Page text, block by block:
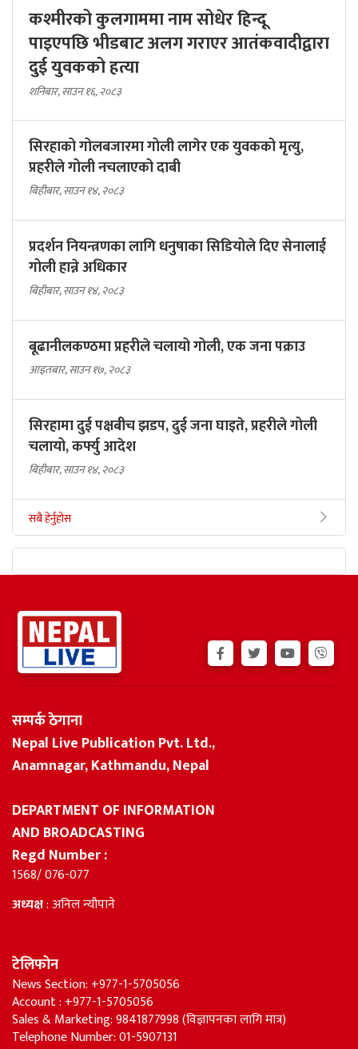
कश्मीरको कुलगाममा नाम सोधेर हिन्दू
पाइएपछि भीडबाट अलग गराएर आतंकवादीद्वारा
दुई युवकको हत्या
शनिबार, साउन १६, २०८३
सिरहाको गोलबजारमा गोली लागेर एक युवकको मृत्यु,
प्रहरीले गोली नचलाएको दाबी
बिहीबार, साउन १४, २०८३
प्रदर्शन नियन्त्रणका लागि धनुषाका सिडियोले दिए सेनालाई
गोली हान्ने अधिकार
बिहीबार, साउन १४, २०८३
बूढानीलकण्ठमा प्रहरीले चलायो गोली, एक जना पक्राउ
आइतबार, साउन १७, २०८३
सिरहामा दुई पक्षबीच झडप, दुई जना घाइते, प्रहरीले गोली
चलायो, कर्फ्यु आदेश
बिहीबार, साउन १४, २०८३
सबै हेर्नुहोस
सम्पर्क ठेगाना
Nepal Live Publication Pvt. Ltd.,
Anamnagar, Kathmandu, Nepal
DEPARTMENT OF INFORMATION
AND BROADCASTING
Regd Number :
1568/ 076-077
अध्यक्ष: अनिल न्यौपाने
टेलिफोन
News Section: +977-1-5705056
Account : +977-1-5705056
Sales & Marketing: 9841877998 (विज्ञापनका लागि मात्र)
Telephone Number: 01-5907131